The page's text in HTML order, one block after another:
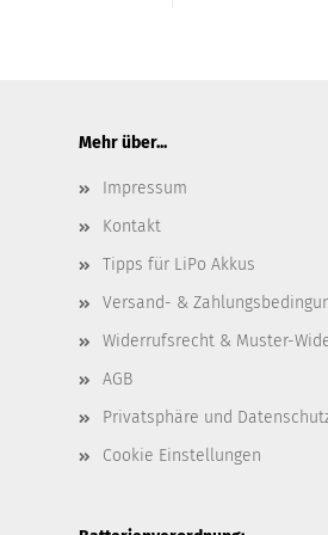
Mehr über...
Impressum
Kontakt
Tipps für LiPo Akkus
Versand- &
Widerrufsrecht & Muster-
AGB
Privatsphäre und
Cookie Einstellungen